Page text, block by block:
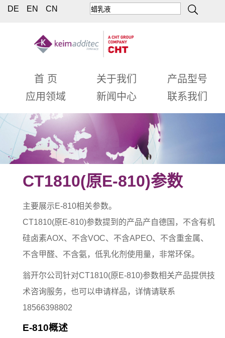
DE EN CN
首 页 关于我们
产品型号
应用领域
新闻中心 联系我们
CT1810(原E-810)参数
主要展示E-810相关参数。
CT1810(原E-810)参数提到的产品产自德国，不含有机
硅卤素AOX、不含VOC、不含APEO、不含重金属、
不含甲醛、不含氨，低乳化剂使用量，非常环保。
翁开尔公司针对CT1810(原E-810)参数相关产品提供技
术咨询服务，也可以申请样品，详情请联系
18566398802
E-810概述